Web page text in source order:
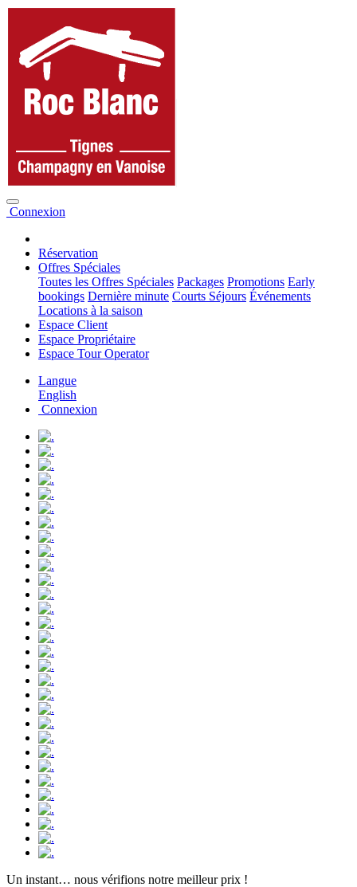
Connexion
Réservation
Offres Spéciales
Toutes les Offres Spéciales Packages Promotions Early
bookings Dernière minute Courts Séjours Événements
Locations à la saison
Espace Client
Espace Propriétaire
Espace Tour Operator
Langue
English
Connexion
Un instant… nous vérifions notre meilleur prix !